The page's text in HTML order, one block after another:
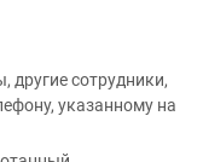
сотрудники,
указанному на